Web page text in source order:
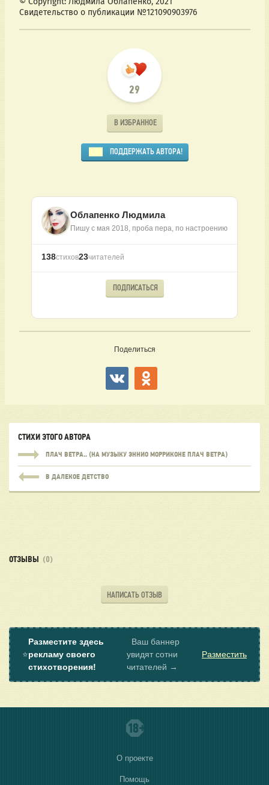
Свидетельство о публикации №121090903976
29
В ИЗБРАННОЕ
ПОДДЕРЖАТЬ АВТОРА!
Облапенко Людмила
Пишу с мая 2018, проба пера, по настроению
138стихов23читателей
ПОДПИСАТЬСЯ
Поделиться
СТИХИ ЭТОГО АВТОРА
ПЛАЧ ВЕТРА.. (НА МУЗЫКУ ЭННИО МОРРИКОНЕ ПЛАЧ ВЕТРА)
В ДАЛЕКОЕ ДЕТСТВО
ОТЗЫВЫ (0)
НАПИСАТЬ ОТЗЫВ
⭐
Разместите здесь
рекламу своего
стихотворения!
Ваш баннер
увидят сотни
читателей →
Разместить
О проекте
Помощь